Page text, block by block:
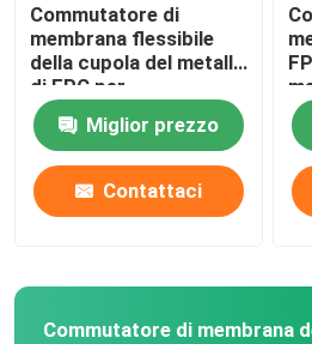
Commutatore di
membrana flessibile
della cupola del metallo
di FPC per
attrezzatura medica di
controllo industriale
Miglior prezzo
Contattaci
Commutatore di membrana